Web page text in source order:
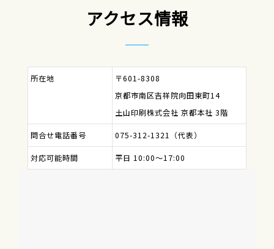
アクセス情報
所在地
〒601-8308
京都市南区吉祥院向田東町14
土山印刷株式会社 京都本社 3階
問合せ電話番号 075-312-1321（代表）
対応可能時間 平日 10:00～17:00